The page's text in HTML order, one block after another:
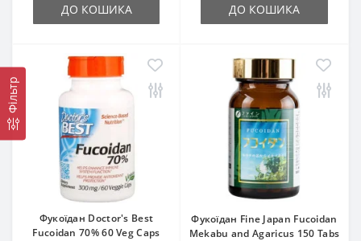
Фільтр
ДО КОШИКА ДО КОШИКА
Фукоїдан Doctor's Best
Fucoidan 70% 60 Veg Caps
Фукоїдан Fine Japan Fucoidan
Mekabu and Agaricus 150 Tabs